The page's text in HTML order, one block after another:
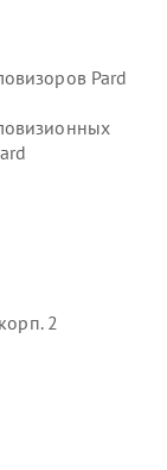
Pard
2